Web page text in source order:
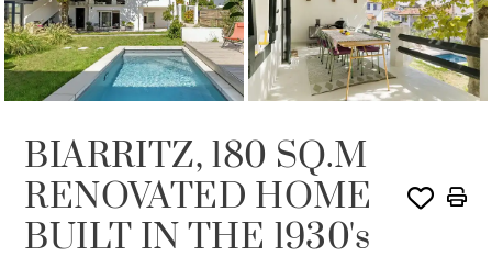
BIARRITZ, 180 SQ.M
RENOVATED HOME
BUILT IN THE 1930's